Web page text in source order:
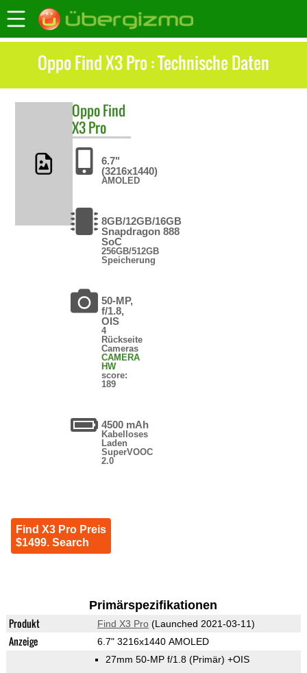
Oppo Find X3 Pro : Technische Daten
OppoFind
X3 Pro
6.7"
(3216x1440)
AMOLED
8GB/12GB/16GB
Snapdragon 888
SoC
256GB/512GB
Speicherung
50-MP,
f/1.8,
OIS
4
Rückseite
Cameras
CAMERA
HW
score:
189
4500 mAh
Kabelloses
Laden
SuperVOOC
2.0
Find X3 Pro Preis
$1499. Search
Primärspezifikationen
Produkt Find X3 Pro(Launched 2021-03-11)
Anzeige 6.7" 3216x1440 AMOLED
27mm 50-MP f/1.8 (Primär) +OIS